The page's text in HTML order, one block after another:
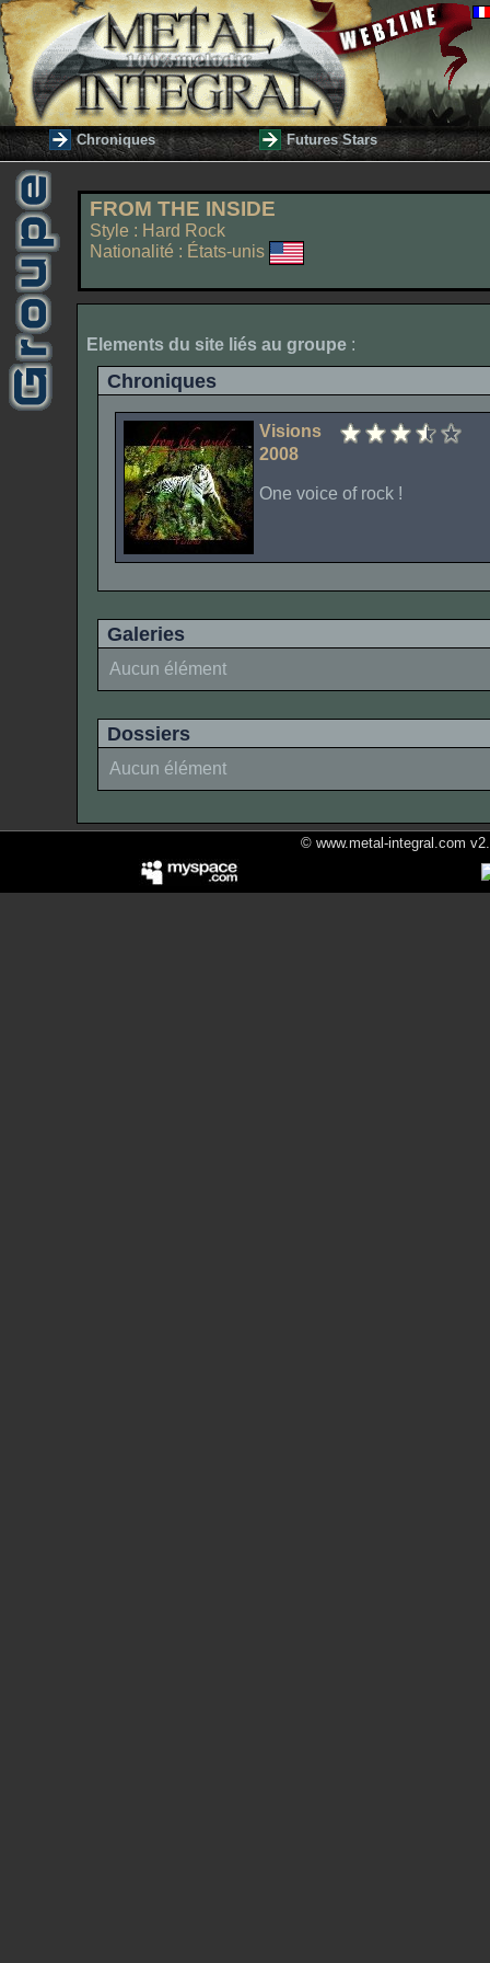
Chroniques Futures Stars
FROM THE INSIDE
Style : Hard Rock
Nationalité : États-unis
Elements du site liés au groupe :
Chroniques
Visions
2008
One voice of rock !
Galeries
Aucun élément
Dossiers
Aucun élément
© www.metal-integral.com